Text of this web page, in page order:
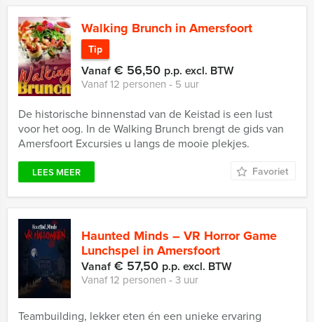
Walking Brunch in Amersfoort
Tip
Vanaf€ 56,50 p.p. excl. BTW
Vanaf 12 personen ‐ 5 uur
De historische binnenstad van de Keistad is een lust
voor het oog. In de Walking Brunch brengt de gids van
Amersfoort Excursies u langs de mooie plekjes.
LEES MEER Favoriet
Haunted Minds – VR Horror Game
Lunchspel in Amersfoort
Vanaf€ 57,50 p.p. excl. BTW
Vanaf 12 personen ‐ 3 uur
Teambuilding, lekker eten én een unieke ervaring